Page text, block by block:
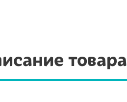
товара